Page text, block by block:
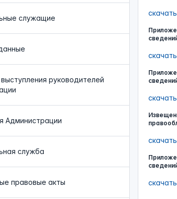
служащие
руководителей
Администрации
служба
правовые акты
скачать
скачать
скачать
скачать
скачать